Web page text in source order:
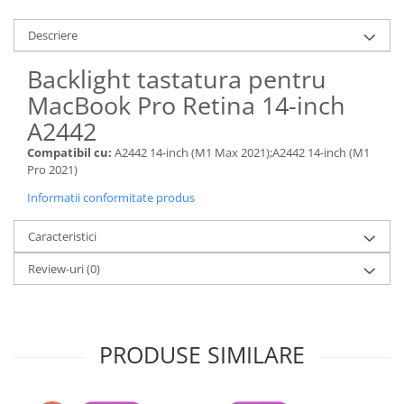
iPhone 16 Pro Max
iPhone 17 Pro
iPhone 15 Pro Max
iPhone 16 Plus
iPhone 17
iPhone 15 Pro
iPhone 16
iPhone 15 Plus
iPhone 15
iPhone 14 Plus
Descriere
Backlight tastatura pentru
MacBook Pro Retina 14-inch
A2442
Compatibil cu: A2442 14-inch (M1 Max 2021);A2442 14-inch (M1
Pro 2021)
Informatii conformitate produs
Caracteristici
Review-uri(0)
PRODUSE SIMILARE